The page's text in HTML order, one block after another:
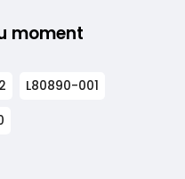
moment
L80890-001